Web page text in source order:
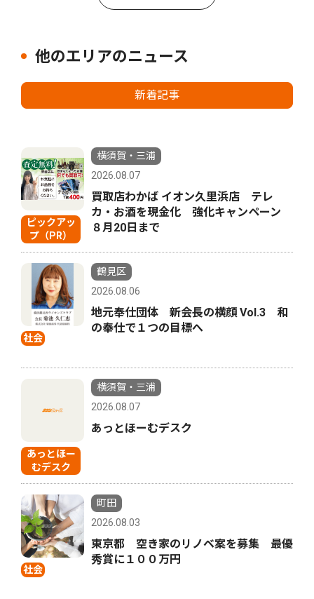
他のエリアのニュース
新着記事
ピックアッ
プ（PR）
横須賀・三浦
2026.08.07
買取店わかば イオン久里浜店 テレ
カ・お酒を現金化 強化キャンペーン
８月20日まで
社会
鶴見区
2026.08.06
地元奉仕団体 新会長の横顔 Vol.3 和
の奉仕で１つの目標へ
あっとほー
むデスク
横須賀・三浦
2026.08.07
あっとほーむデスク
社会
町田
2026.08.03
東京都 空き家のリノベ案を募集 最優
秀賞に１００万円